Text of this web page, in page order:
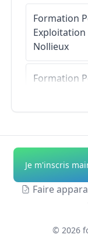
Formation
Exploitation
Nollieux
Formation
Formation
Exploitation
Pommiers
Formation
Albieux
Je m'inscris
Faire
© 2026